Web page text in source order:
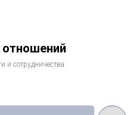
и сотрудничества